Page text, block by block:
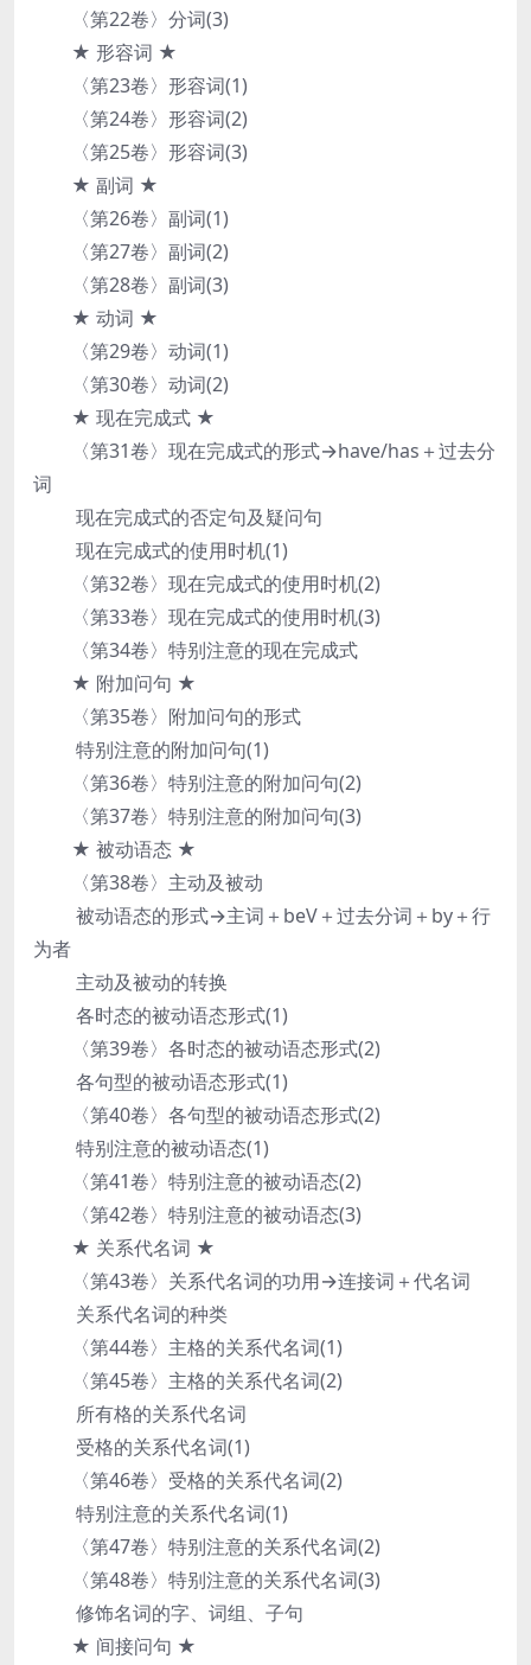
〈第22卷〉分词(3)
★ 形容词 ★
〈第23卷〉形容词(1)
〈第24卷〉形容词(2)
〈第25卷〉形容词(3)
★ 副词 ★
〈第26卷〉副词(1)
〈第27卷〉副词(2)
〈第28卷〉副词(3)
★ 动词 ★
〈第29卷〉动词(1)
〈第30卷〉动词(2)
★ 现在完成式 ★
〈第31卷〉现在完成式的形式→have/has＋过去分
词
现在完成式的否定句及疑问句
现在完成式的使用时机(1)
〈第32卷〉现在完成式的使用时机(2)
〈第33卷〉现在完成式的使用时机(3)
〈第34卷〉特别注意的现在完成式
★ 附加问句 ★
〈第35卷〉附加问句的形式
特别注意的附加问句(1)
〈第36卷〉特别注意的附加问句(2)
〈第37卷〉特别注意的附加问句(3)
★ 被动语态 ★
〈第38卷〉主动及被动
被动语态的形式→主词＋beV＋过去分词＋by＋行
为者
主动及被动的转换
各时态的被动语态形式(1)
〈第39卷〉各时态的被动语态形式(2)
各句型的被动语态形式(1)
〈第40卷〉各句型的被动语态形式(2)
特别注意的被动语态(1)
〈第41卷〉特别注意的被动语态(2)
〈第42卷〉特别注意的被动语态(3)
★ 关系代名词 ★
〈第43卷〉关系代名词的功用→连接词＋代名词
关系代名词的种类
〈第44卷〉主格的关系代名词(1)
〈第45卷〉主格的关系代名词(2)
所有格的关系代名词
受格的关系代名词(1)
〈第46卷〉受格的关系代名词(2)
特别注意的关系代名词(1)
〈第47卷〉特别注意的关系代名词(2)
〈第48卷〉特别注意的关系代名词(3)
修饰名词的字、词组、子句
★ 间接问句 ★